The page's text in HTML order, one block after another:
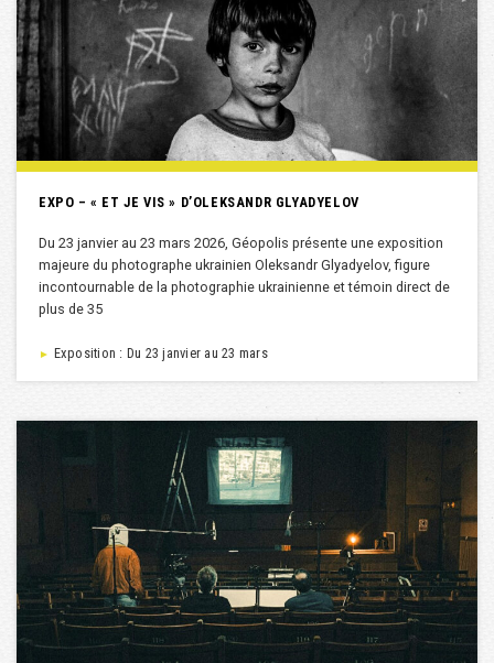
EXPO – « ET JE VIS » D’OLEKSANDR GLYADYELOV
Du 23 janvier au 23 mars 2026, Géopolis présente une exposition
majeure du photographe ukrainien Oleksandr Glyadyelov, figure
incontournable de la photographie ukrainienne et témoin direct de
plus de 35
► Exposition : Du 23 janvier au 23 mars